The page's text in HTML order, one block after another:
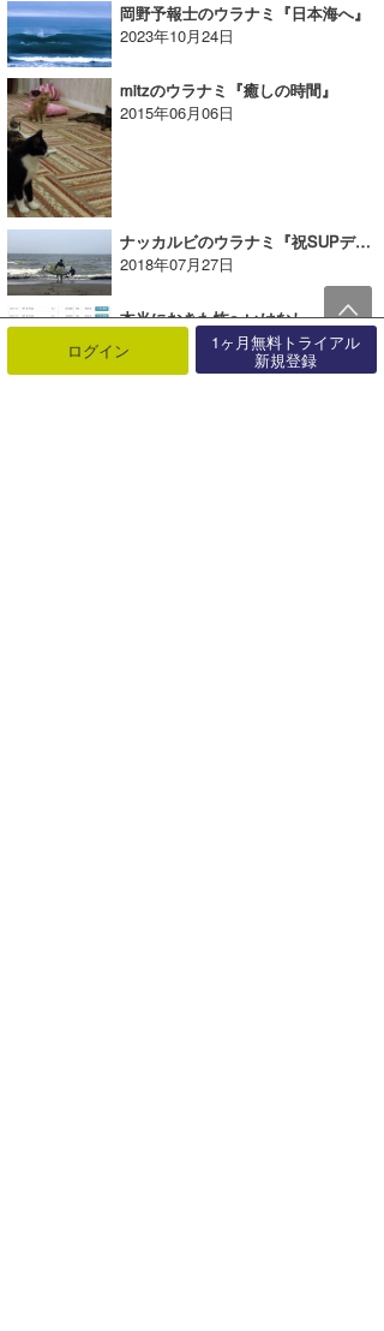
岡野予報士のウラナミ『日本海へ』
2023年10月24日
mitzのウラナミ『癒しの時間』
2015年06月06日
ナッカルビのウラナミ『祝SUPデビュー！！』
2018年07月27日
本当におきた怖〜いはなし ーー 子どもの廃課金を防止しよう｜MINのウラナミVol.349
2021年03月26日
ログイン 1ヶ月無料トライアル
新規登録